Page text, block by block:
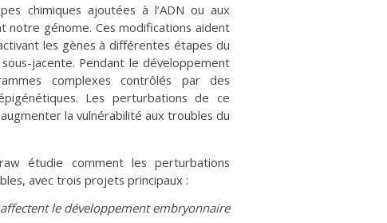
chimiques ajoutées à l’ADN ou aux
notre génome. Ces modifications aident
les gènes à différentes étapes du
jacente. Pendant le développement
complexes contrôlés par des
Les perturbations de ce
la vulnérabilité aux troubles du
étudie comment les perturbations
avec trois projets principaux :
le développement embryonnaire